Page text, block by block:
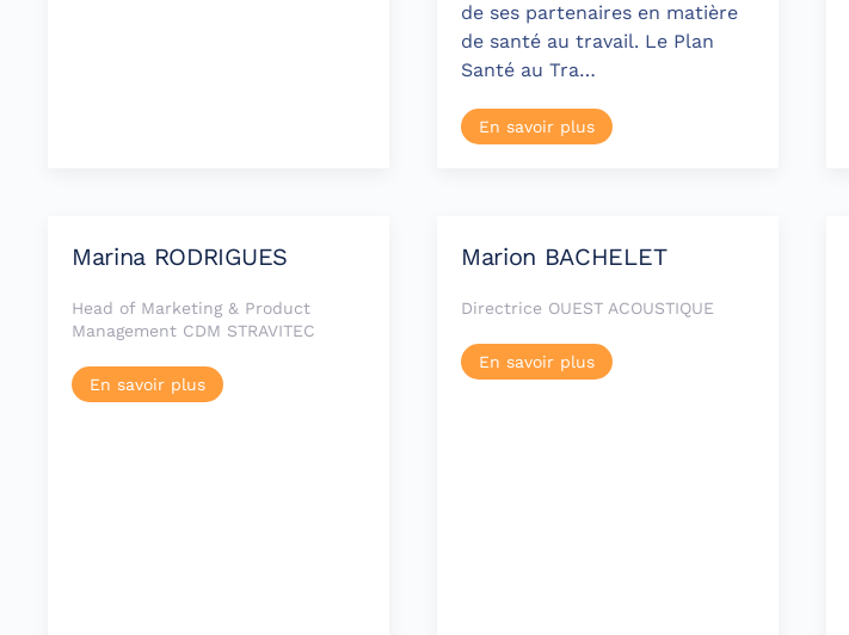
de ses partenaires en matière
de santé au travail. Le Plan
Santé au Tra…
En savoir plus
Marina RODRIGUES
Head of Marketing & Product
Management CDM STRAVITEC
En savoir plus
Marion BACHELET
Directrice OUEST ACOUSTIQUE
En savoir plus